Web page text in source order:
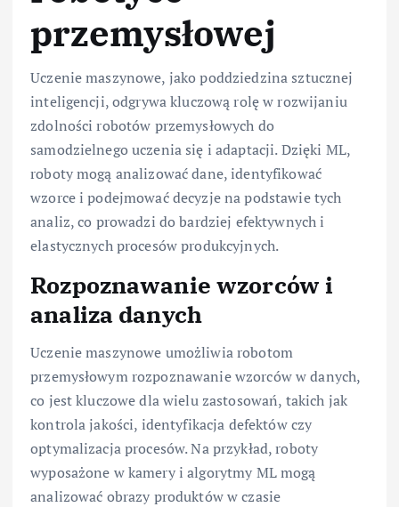
przemysłowej
Uczenie maszynowe, jako poddziedzina sztucznej
inteligencji, odgrywa kluczową rolę w rozwijaniu
zdolności robotów przemysłowych do
samodzielnego uczenia się i adaptacji. Dzięki ML,
roboty mogą analizować dane, identyfikować
wzorce i podejmować decyzje na podstawie tych
analiz, co prowadzi do bardziej efektywnych i
elastycznych procesów produkcyjnych.
Rozpoznawanie wzorców i
analiza danych
Uczenie maszynowe umożliwia robotom
przemysłowym rozpoznawanie wzorców w danych,
co jest kluczowe dla wielu zastosowań, takich jak
kontrola jakości, identyfikacja defektów czy
optymalizacja procesów. Na przykład, roboty
wyposażone w kamery i algorytmy ML mogą
analizować obrazy produktów w czasie